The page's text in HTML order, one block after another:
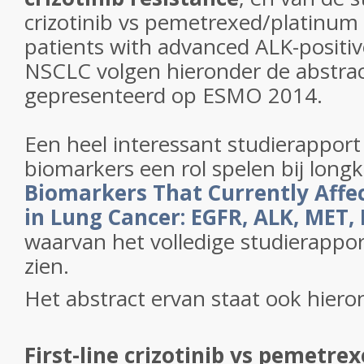
crizotinib vs pemetrexed/
patients with advanced ALK-
NSCLC volgen hieronder de
gepresenteerd op ESMO 2014.
Een heel interessant
biomarkers een rol spelen bij
Biomarkers That Currently
in Lung Cancer: EGFR, ALK, MET,
waarvan het volledige
zien.
Het abstract ervan staat ook
First-line crizotinib vs